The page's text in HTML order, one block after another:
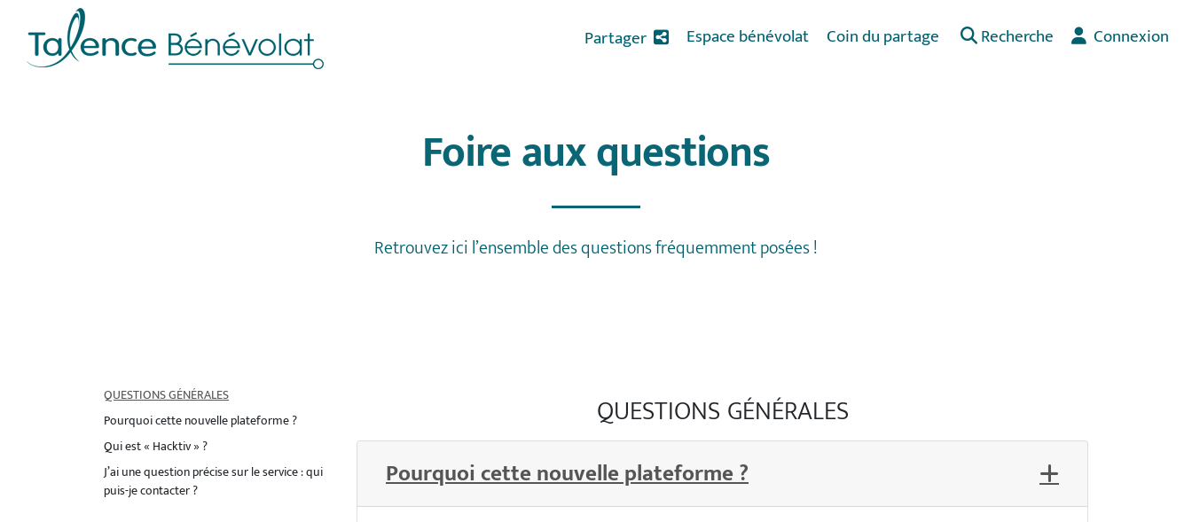
Partager Espace bénévolat Coin du partage Recherche Connexion
Foire aux questions
Retrouvez ici l’ensemble des questions fréquemment posées !
QUESTIONS GÉNÉRALES
Pourquoi cette nouvelle plateforme ?
Qui est « Hacktiv » ?
J’ai une question précise sur le service : qui
puis-je contacter ?
QUESTIONS GÉNÉRALES
Pourquoi cette nouvelle plateforme ?
Panneau de gestion des cookies